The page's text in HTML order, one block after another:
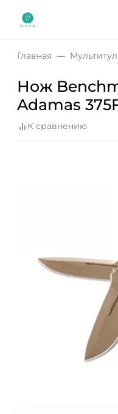
Главная
Нож
Adamas
К сравнению